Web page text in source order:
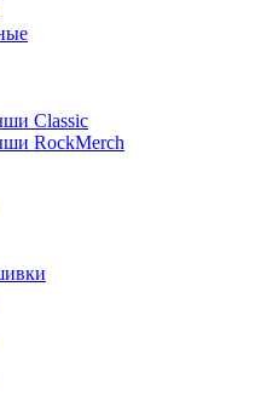
Classic
RockMerch